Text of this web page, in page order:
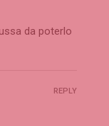
da poterlo
REPLY